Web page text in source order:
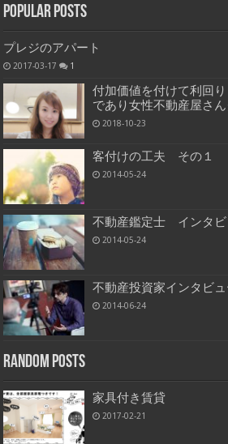
Popular Posts
プレジのアパート
2017-03-17 1
付加価値を付けて利回
であり女性不動産屋さ
2018-10-23
客付けの工夫 その１
2014-05-24
不動産鑑定士 インタ
2014-05-24
不動産投資家インタビ
2014-06-24
Random Posts
家具付き賃貸
2017-02-21